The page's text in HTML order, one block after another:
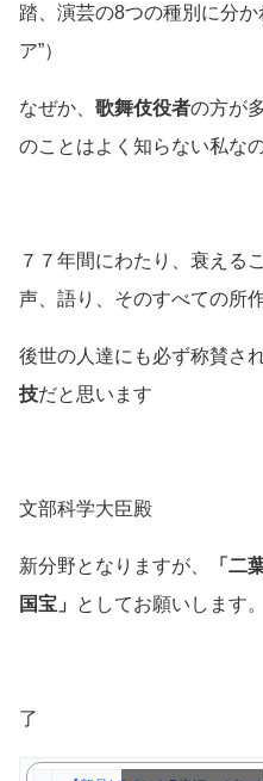
踏、演芸の8つの種別に分か
ア”）
なぜか、 歌舞伎役者の方が
のことはよく知らない私な
７７年間にわたり、衰える
声、語り、そのすべての所
後世の人達にも必ず称賛さ
技だと思います
文部科学大臣殿
新分野となりますが、 「二
国宝」
としてお願いします。
了